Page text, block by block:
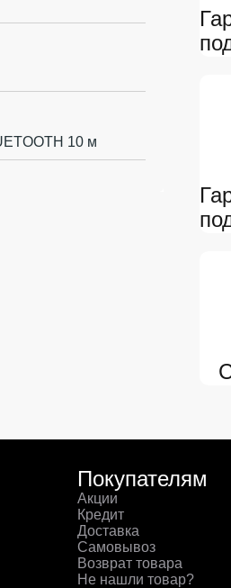
10 м
Покупателям
Акции
Кредит
Доставка
Самовывоз
Возврат товара
Не нашли товар?